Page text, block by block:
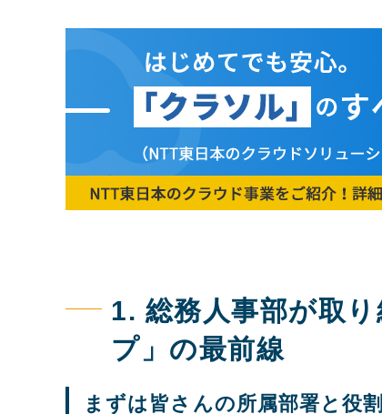
1. 総務人事部が取
プ」の最前線
まずは皆さんの所属部署と役